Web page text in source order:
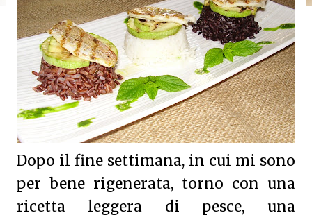
Dopo il fine settimana, in cui mi sono
per bene rigenerata, torno con una
ricetta leggera di pesce, una